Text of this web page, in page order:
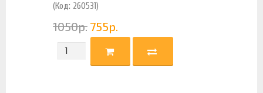
(Код: 260531)
1050р. 755р.